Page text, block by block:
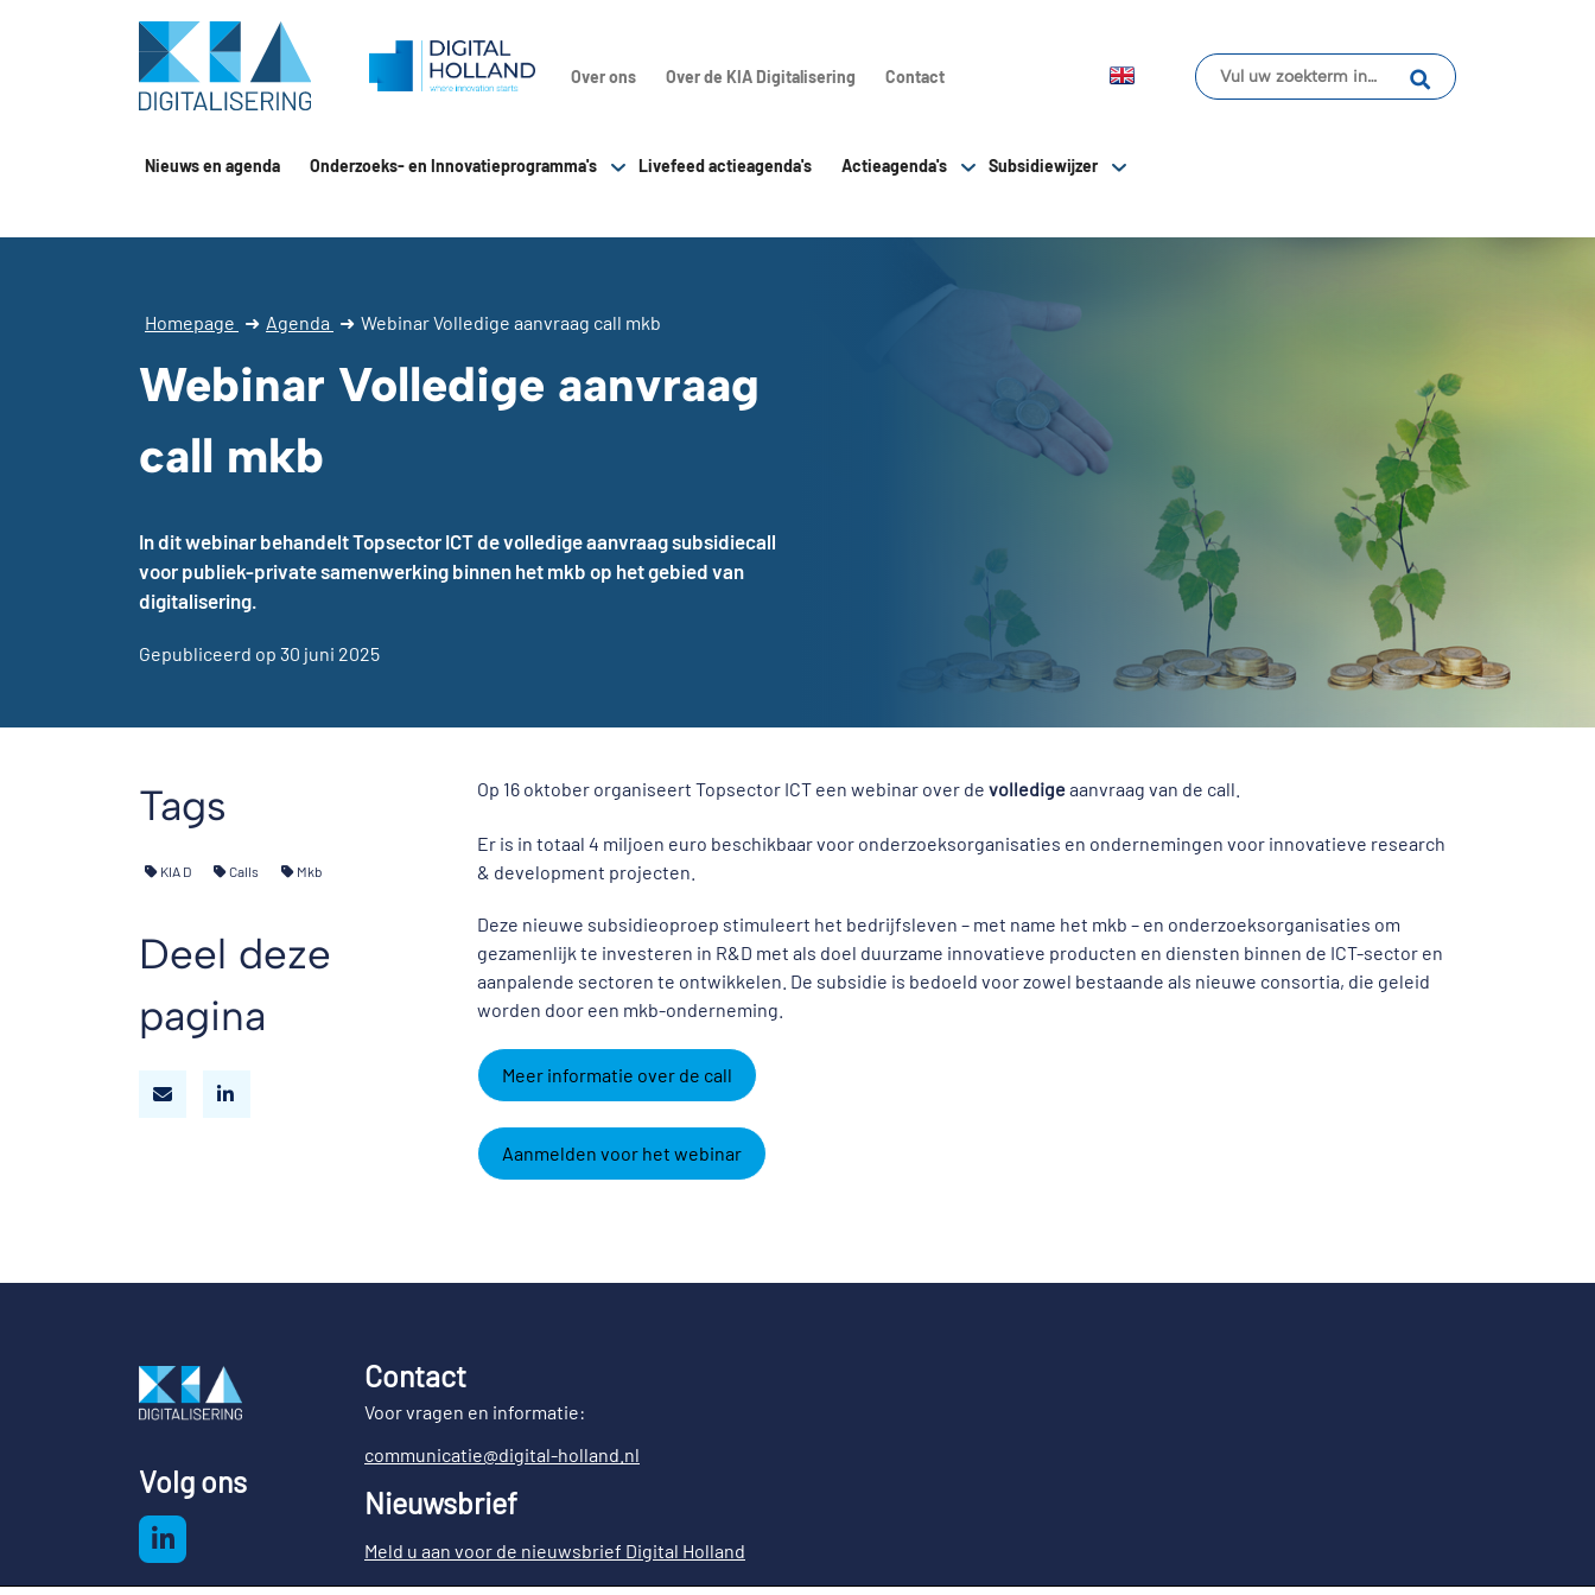
Over ons Over de KIA Digitalisering Contact
Nieuws en agenda Onderzoeks- en Innovatieprogramma's Livefeed actieagenda's Actieagenda's Subsidiewijzer
Homepage ➜ Agenda ➜ Webinar Volledige aanvraag call mkb
Webinar Volledige aanvraag
call mkb
In dit webinar behandelt Topsector ICT de volledige aanvraag subsidiecall
voor publiek-private samenwerking binnen het mkb op het gebied van
digitalisering.
Gepubliceerd op 30 juni 2025
Tags
KIA D Calls Mkb
Deel deze
pagina
Op 16 oktober organiseert Topsector ICT een webinar over de volledigeaanvraag van de call.
Er is in totaal 4 miljoen euro beschikbaar voor onderzoeksorganisaties en ondernemingen voor innovatieve research
& development projecten.
Deze nieuwe subsidieoproep stimuleert het bedrijfsleven – met name het mkb – en onderzoeksorganisaties om
gezamenlijk te investeren in R&D met als doel duurzame innovatieve producten en diensten binnen de ICT-sector en
aanpalende sectoren te ontwikkelen. De subsidie is bedoeld voor zowel bestaande als nieuwe consortia, die geleid
worden door een mkb-onderneming.
Meer informatie over de call
Aanmelden voor het webinar
Volg ons
Contact
Voor vragen en informatie:
communicatie@digital-holland.nl
Nieuwsbrief
Meld u aan voor de nieuwsbrief Digital Holland